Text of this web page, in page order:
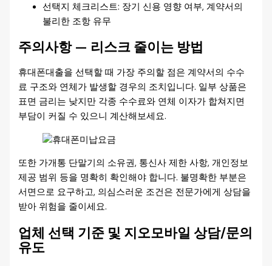
선택지 체크리스트: 장기 신용 영향 여부, 계약서의
불리한 조항 유무
주의사항 — 리스크 줄이는 방법
휴대폰대출을 선택할 때 가장 주의할 점은 계약서의 수수
료 구조와 연체가 발생할 경우의 조치입니다. 일부 상품은
표면 금리는 낮지만 각종 수수료와 연체 이자가 합쳐지면
부담이 커질 수 있으니 계산해보세요.
또한 가개통 단말기의 소유권, 통신사 제한 사항, 개인정보
제공 범위 등을 명확히 확인해야 합니다. 불명확한 부분은
서면으로 요구하고, 의심스러운 조건은 전문가에게 상담을
받아 위험을 줄이세요.
업체 선택 기준 및 지오모바일 상담/문의
유도